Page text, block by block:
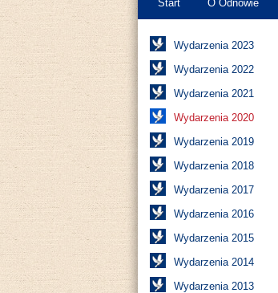
Start O Odnowie
Wydarzenia 2023
Wydarzenia 2022
Wydarzenia 2021
Wydarzenia 2020
Wydarzenia 2019
Wydarzenia 2018
Wydarzenia 2017
Wydarzenia 2016
Wydarzenia 2015
Wydarzenia 2014
Wydarzenia 2013